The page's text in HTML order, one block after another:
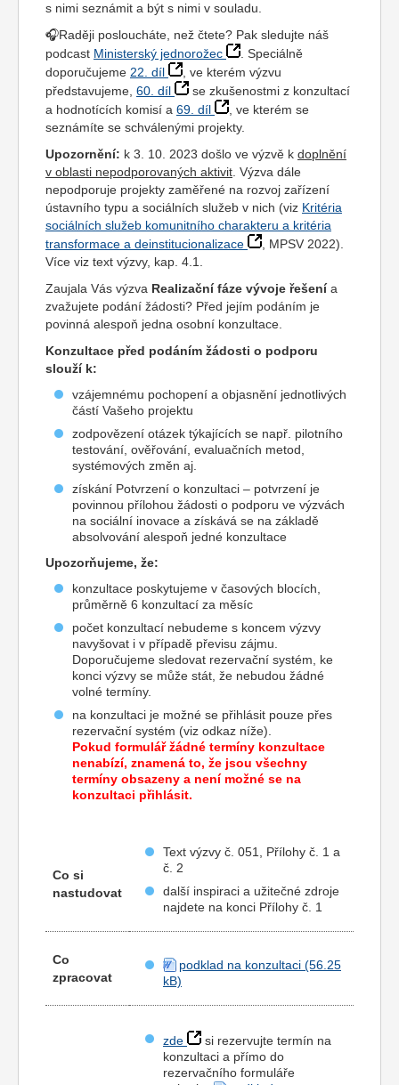
s nimi seznámit a být s nimi v souladu.
🎧Raději posloucháte, než čtete? Pak sledujte náš
podcast Ministerský jednorožec
. Speciálně
doporučujeme 22. díl
, ve kterém výzvu
představujeme, 60. díl
se zkušenostmi z konzultací
a hodnotících komisí a 69. díl
, ve kterém se
seznámíte se schválenými projekty.
Upozornění: k 3. 10. 2023 došlo ve výzvě k doplnění
v oblasti nepodporovaných aktivit. Výzva dále
nepodporuje projekty zaměřené na rozvoj zařízení
ústavního typu a sociálních služeb v nich (viz Kritéria
sociálních služeb komunitního charakteru a kritéria
transformace a deinstitucionalizace
, MPSV 2022).
Více viz text výzvy, kap. 4.1.
Zaujala Vás výzva Realizační fáze vývoje řešenía
zvažujete podání žádosti? Před jejím podáním je
povinná alespoň jedna osobní konzultace.
Konzultace před podáním žádosti o podporu
slouží k:
vzájemnému pochopení a objasnění jednotlivých
částí Vašeho projektu
zodpovězení otázek týkajících se např. pilotního
testování, ověřování, evaluačních metod,
systémových změn aj.
získání Potvrzení o konzultaci – potvrzení je
povinnou přílohou žádosti o podporu ve výzvách
na sociální inovace a získává se na základě
absolvování alespoň jedné konzultace
Upozorňujeme, že:
konzultace poskytujeme v časových blocích,
průměrně 6 konzultací za měsíc
počet konzultací nebudeme s koncem výzvy
navyšovat i v případě převisu zájmu.
Doporučujeme sledovat rezervační systém, ke
konci výzvy se může stát, že nebudou žádné
volné termíny.
na konzultaci je možné se přihlásit pouze přes
rezervační systém (viz odkaz níže).
Pokud formulář žádné termíny konzultace
nenabízí, znamená to, že jsou všechny
termíny obsazeny a není možné se na
konzultaci přihlásit.
Co si
nastudovat
Text výzvy č. 051, Přílohy č. 1 a
č. 2
další inspiraci a užitečné zdroje
najdete na konci Přílohy č. 1
Co
zpracovat
podklad na konzultaci
zde
si rezervujte termín na
konzultaci a přímo do
rezervačního formuláře